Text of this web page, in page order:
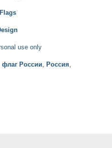
use only
флаг России, Россия,